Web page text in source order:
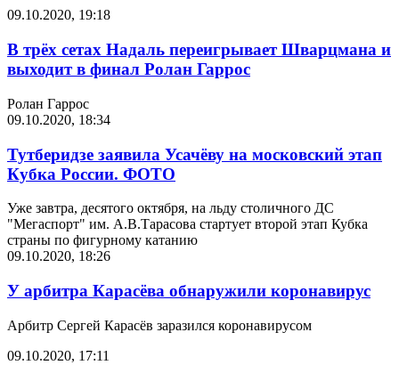
09.10.2020, 19:18
В трёх сетах Надаль переигрывает Шварцмана и
выходит в финал Ролан Гаррос
Ролан Гаррос
09.10.2020, 18:34
Тутберидзе заявила Усачёву на московский этап
Кубка России. ФОТО
Уже завтра, десятого октября, на льду столичного ДС
"Мегаспорт" им. А.В.Тарасова стартует второй этап Кубка
страны по фигурному катанию
09.10.2020, 18:26
У арбитра Карасёва обнаружили коронавирус
Арбитр Сергей Карасёв заразился коронавирусом
09.10.2020, 17:11